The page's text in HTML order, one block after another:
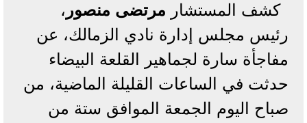
كشف المستشار مرتضى منصور ،
رئيس مجلس إدارة نادي الزمالك، عن
مفاجأة سارة لجماهير القلعة البيضاء
حدثت في الساعات القليلة الماضية، من
صباح اليوم الجمعة الموافق ستة من